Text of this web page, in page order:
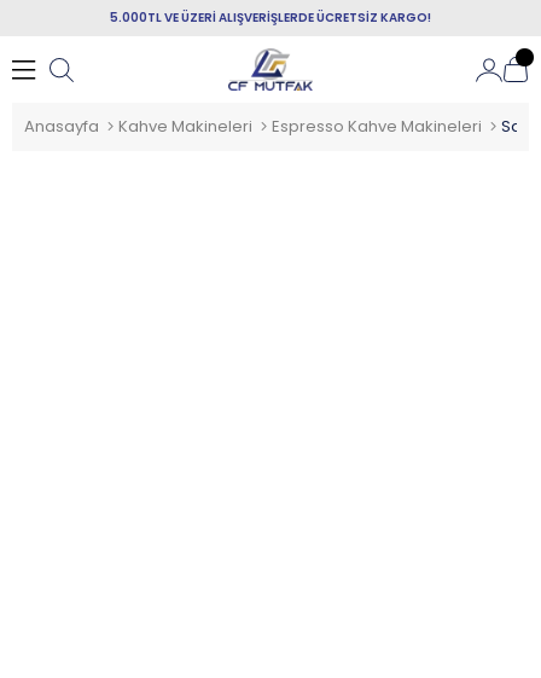
5.000TL VE ÜZERİ ALIŞVERİŞLERDE ÜCRETSİZ KARGO!
Anasayfa Kahve Makineleri Espresso Kahve Makineleri